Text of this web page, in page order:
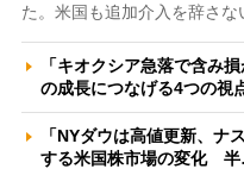
た。米国も追加介入を辞さな
「キオクシア急落で含み
の成長につなげる4つの
「NYダウは高値更新、ナ
する米国株市場の変化